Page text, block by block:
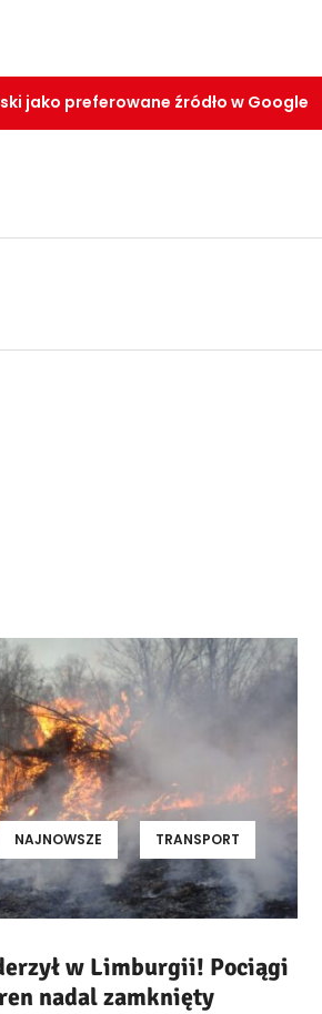
jako preferowane źródło w Google
NAJNOWSZE TRANSPORT
w Limburgii! Pociągi
nadal zamknięty